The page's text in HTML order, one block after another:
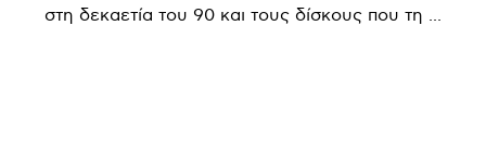
στη δεκαετία του 90 και τους δίσκους που τη ...